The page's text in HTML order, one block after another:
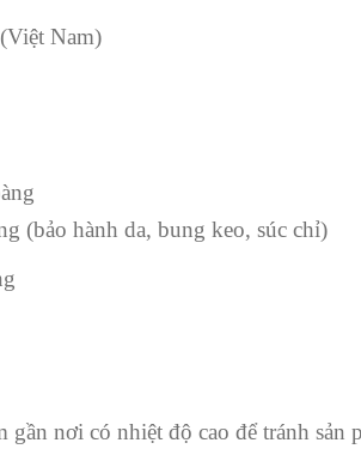
Nam)
(bảo hành da, bung keo, súc chỉ)
gần nơi có nhiệt độ cao để tránh